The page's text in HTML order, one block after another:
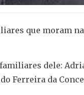
que moram
dele:
Ferreira da